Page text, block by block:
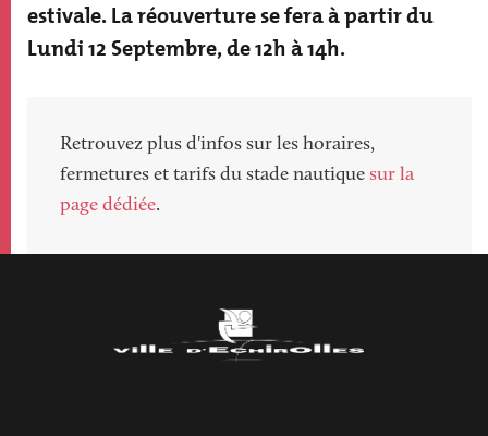
estivale. La réouverture se fera à partir du
Lundi 12 Septembre, de 12h à 14h.
Retrouvez plus d'infos sur les horaires,
fermetures et tarifs du stade nautique sur la
page dédiée.